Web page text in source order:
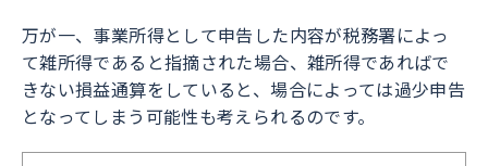
万が一、事業所得として申告した内容が税務署によっ
て雑所得であると指摘された場合、雑所得であればで
きない損益通算をしていると、場合によっては過少申告
となってしまう可能性も考えられるのです。